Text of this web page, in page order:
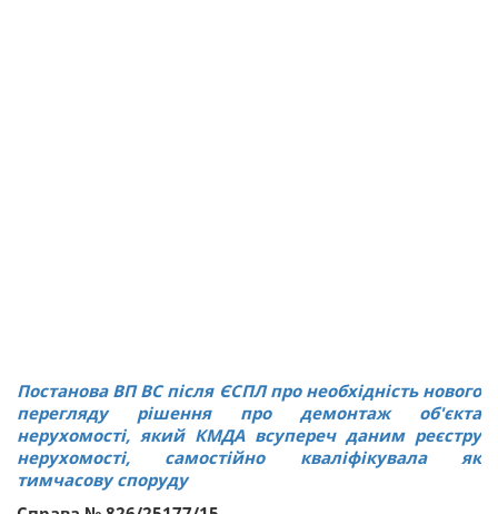
Постанова ВП ВС після ЄСПЛ про необхідність нового
перегляду рішення про демонтаж об'єкта
нерухомості, який КМДА всупереч даним реєстру
нерухомості, самостійно кваліфікувала як
тимчасову споруду